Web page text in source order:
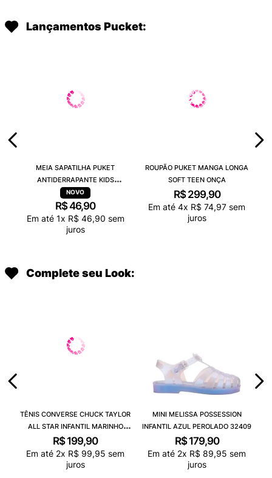
Lançamentos Pucket:
MEIA SAPATILHA PUKET
ANTIDERRAPANTE KIDS
CAPIVARA CHOCOLATE
R$46,90
Em até 1x R$ 46,90 sem
juros
ROUPÃO PUKET MANGA LONGA
SOFT TEEN ONÇA
R$ 299,90
Em até 4x R$ 74,97 sem
juros
Complete seu Look:
TÊNIS CONVERSE CHUCK TAYLOR
ALL STAR INFANTIL MARINHO
CK00020003
R$ 199,90
Em até 2x R$ 99,95 sem
juros
MINI MELISSA POSSESSION
INFANTIL AZUL PEROLADO 32409
R$ 179,90
Em até 2x R$ 89,95 sem
juros